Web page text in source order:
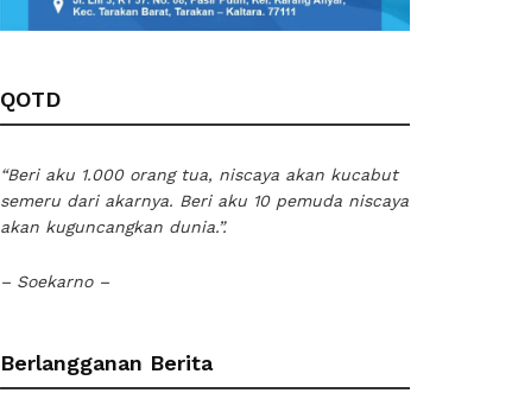
QOTD
“Beri aku 1.000 orang tua, niscaya akan kucabut
semeru dari akarnya. Beri aku 10 pemuda niscaya
akan kuguncangkan dunia.”.
– Soekarno –
Berlangganan Berita